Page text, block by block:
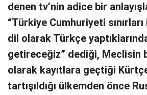
denen tv’nin adice bir
“Türkiye Cumhuriyeti
dil olarak Türkçe
getireceğiz” dediği, Meclisin
olarak kayıtlara geçtiği
tartışıldığı ülkemden önce